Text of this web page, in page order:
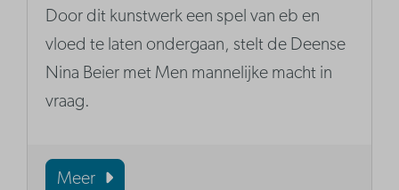
Door dit kunstwerk een spel van eb en
vloed te laten ondergaan, stelt de Deense
Nina Beier met Men mannelijke macht in
vraag.
Meer